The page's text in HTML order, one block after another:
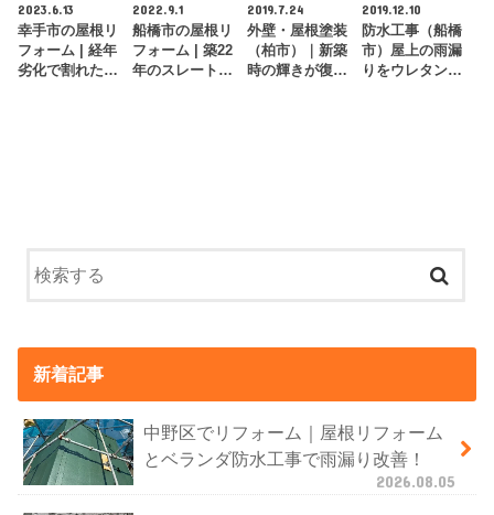
2023.6.13
幸手市の屋根リ
フォーム | 経年
劣化で割れたス
2022.9.1
船橋市の屋根リ
フォーム | 築22
年のスレート屋
2019.7.24
外壁・屋根塗装
（柏市）｜新築
時の輝きが復
2019.12.10
防水工事（船橋
市）屋上の雨漏
りをウレタン防
新着記事
中野区でリフォーム｜屋根リフォーム
とベランダ防水工事で雨漏り改善！
2026.08.05